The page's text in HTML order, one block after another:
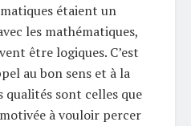
étaient un
les mathématiques,
être logiques. C’est
au bon sens et à la
qualités sont celles que
motivée à vouloir percer